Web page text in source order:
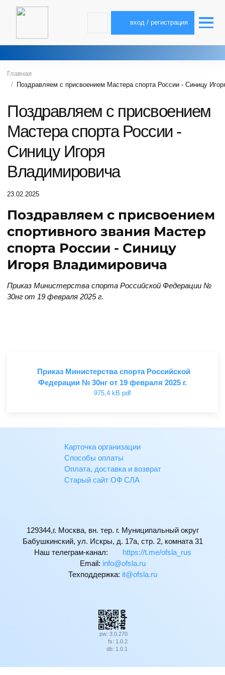
вход / регистрация
Главная
Поздравляем с присвоением Мастера спорта России - Синицу
Поздравляем с присвоением
Мастера спорта России -
Синицу Игоря
Владимировича
23.02.2025
Поздравляем с присвоением
спортивного звания Мастер
спорта России - Синицу
Игоря Владимировича
Приказ Министерства спорта Российской Федерации №
30нг от 19 февраля 2025 г.
Приказ Министерства спорта Российской
Федерации № 30нг от 19 февраля 2025 г.
975,4 kB pdf
Карточка организации
Способы оплаты
Оплата, доставка и возврат
Старый сайт ОФ СЛА
129344,г. Москва, вн. тер. г. Муниципальный округ
Бабушкинский, ул. Искры, д. 17а, стр. 2, комната 31
Наш телеграм-канал:
https://t.me/ofsla_rus
Email: ur.alsfo@ofni
Техподдержка: ur.alsfo@ti
pw: 3.0.270
fs: 1.0.2
db: 1.0.1